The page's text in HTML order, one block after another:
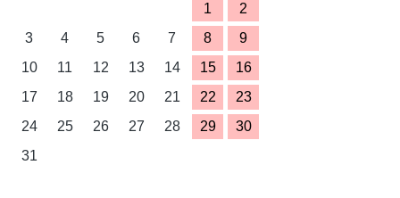
1
2
3
4 5 6 7 8
9
10
11 12 13 14 15
16
17
18 19 20 21 22
23
24
25 26 27 28 29
30
31